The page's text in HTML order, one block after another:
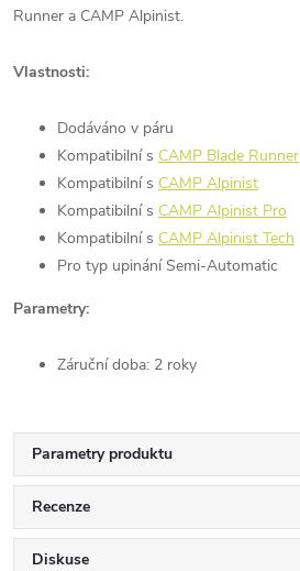
Runner a CAMP Alpinist.
Vlastnosti:
Dodáváno v páru
Kompatibilní s CAMP Blade Runner
Kompatibilní s CAMP Alpinist
Kompatibilní s CAMP Alpinist Pro
Kompatibilní s CAMP Alpinist Tech
Pro typ upinání Semi-Automatic
Parametry:
Záruční doba: 2 roky
Parametry produktu
Recenze
Diskuse